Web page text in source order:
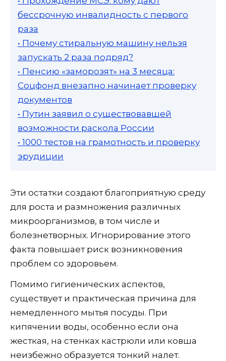
бессрочную инвалидность с первого
раза
• Почему стиральную машину нельзя
запускать 2 раза подряд?
• Пенсию «заморозят» на 3 месяца:
Соцфонд внезапно начинает проверку
документов
• Путин заявил о существовавшей
возможности раскола России
• 1000 тестов на грамотность и проверку
эрудиции
Эти остатки создают благоприятную среду
для роста и размножения различных
микроорганизмов, в том числе и
болезнетворных. Игнорирование этого
факта повышает риск возникновения
проблем со здоровьем.
Помимо гигиенических аспектов,
существует и практическая причина для
немедленного мытья посуды. При
кипячении воды, особенно если она
жесткая, на стенках кастрюли или ковша
неизбежно образуется тонкий налет.